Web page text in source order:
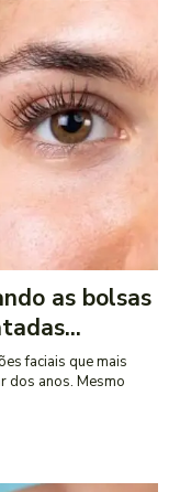
as bolsas
faciais que mais
dos anos. Mesmo